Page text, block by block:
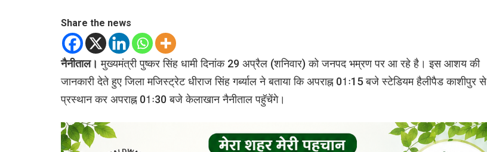
Share the news
नैनीताल।मुख्यमंत्री पुष्कर सिंह धामी दिनांक 29 अप्रैल (शनिवार) को जनपद भम्रण पर आ रहे है। इस आशय की
जानकारी देते हुए जिला मजिस्ट्रेट धीराज सिंह गर्ब्याल ने बताया कि अपराह्न 01ः15 बजे स्टेडियम हैलीपैड काशीपुर से
प्रस्थान कर अपराह्न 01ः30 बजे केलाखान नैनीताल पहुॅचेंगे।